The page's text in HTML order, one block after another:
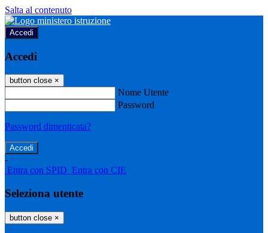
Salta al contenuto
Accedi
Accedi
button close ×
Nome Utente
Password
Password dimenticata?
-
Entra con SPID Entra con CIE
Seleziona utente
button close ×